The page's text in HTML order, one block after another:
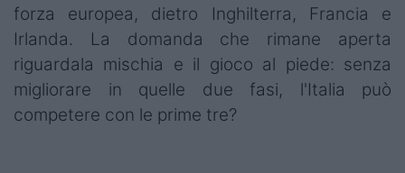
forza europea, dietro Inghilterra, Francia e
Irlanda. La domanda che rimane aperta
riguardala mischia e il gioco al piede: senza
migliorare in quelle due fasi, l'Italia può
competere con le prime tre?